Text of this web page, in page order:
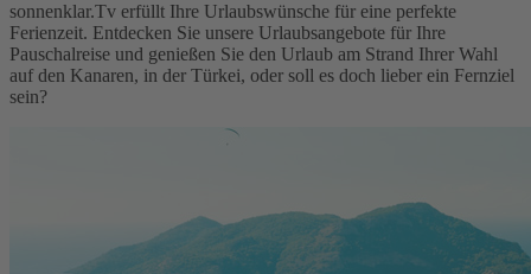
sonnenklar.Tv erfüllt Ihre Urlaubswünsche für eine perfekte
Ferienzeit. Entdecken Sie unsere Urlaubsangebote für Ihre
Pauschalreise und genießen Sie den Urlaub am Strand Ihrer Wahl
auf den Kanaren, in der Türkei, oder soll es doch lieber ein Fernziel
sein?